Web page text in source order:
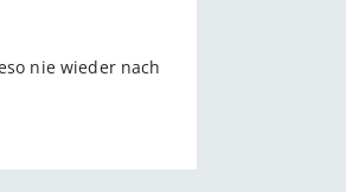
nie wieder nach